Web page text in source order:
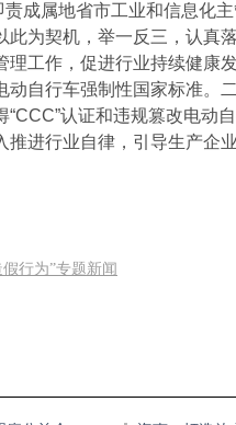
成属地省市工业和信息化
为契机，举一反三，认真
工作，促进行业持续健康
自行车强制性国家标准。
认证和违规篡改电动
进行业自律，引导生产企
行为”专题新闻